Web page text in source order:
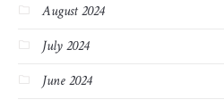
August 2024
July 2024
June 2024